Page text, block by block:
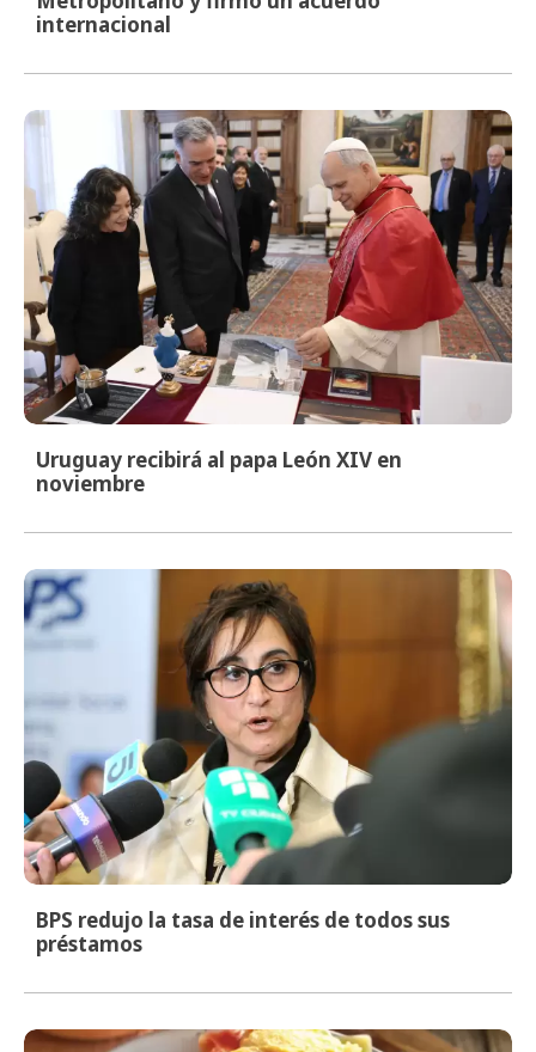
internacional
Uruguay recibirá al papa León XIV en
noviembre
BPS redujo la tasa de interés de todos sus
préstamos